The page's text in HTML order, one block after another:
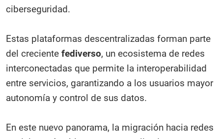
ciberseguridad.
Estas plataformas descentralizadas forman parte
del creciente fediverso, un ecosistema de redes
interconectadas que permite la interoperabilidad
entre servicios, garantizando a los usuarios mayor
autonomía y control de sus datos.
En este nuevo panorama, la migración hacia redes